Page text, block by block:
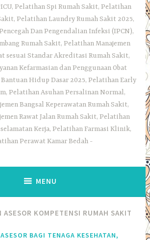
Pelatihan Spi Rumah Sakit, Pelatihan
Pelatihan Laundry Rumah Sakit 2025,
Dan Pengendalian Infeksi (IPCN),
Rumah Sakit, Pelatihan Manajemen
sesuai Standar Akreditasi Rumah Sakit,
Kefarmasian dan Penggunaan Obat
Bantuan Hidup Dasar 2025, Pelatihan Early
Pelatihan Asuhan Persalinan Normal,
Bangsal Keperawatan Rumah Sakit,
Rawat Jalan Rumah Sakit, Pelatihan
Kerja, Pelatihan Farmasi Klinik,
Perawat Kamar Bedah
MENU
ASESOR KOMPETENSI RUMAH SAKIT
BAGI TENAGA KESEHATAN,